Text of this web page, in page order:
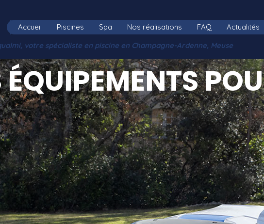
Accueil Piscines Spa Nos réalisations FAQ Actualités
votre spécialiste en piscine en Champagne-Ardenne, Meuse